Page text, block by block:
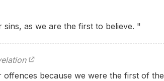
as we are the first to believe. "
because we were the first of the